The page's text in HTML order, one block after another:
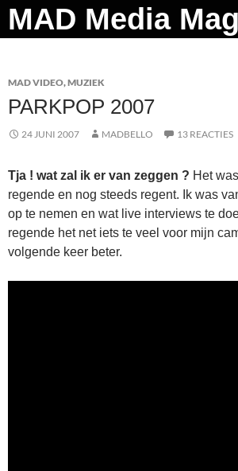
Ga
naar
Zoeken
MAD VIDEO,MUZIEK
PARKPOP 2007
24 JUNI 2007 MADBELLO 13 REACTIES
Tja ! wat zal ik er van zeggen ? Het
regende en nog steeds regent. Ik was
op te nemen en wat live interviews te
regende het net iets te veel voor mijn
volgende keer beter.